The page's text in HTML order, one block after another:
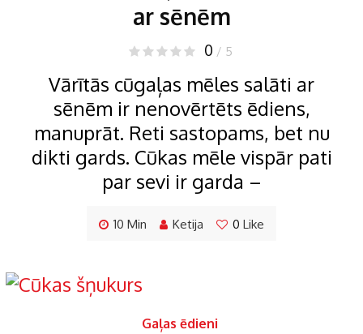
ar sēnēm
0 / 5
Vārītās cūgaļas mēles salāti ar
sēnēm ir nenovērtēts ēdiens,
manuprāt. Reti sastopams, bet nu
dikti gards. Cūkas mēle vispār pati
par sevi ir garda –
10 Min Ketija 0 Like
Gaļas ēdieni